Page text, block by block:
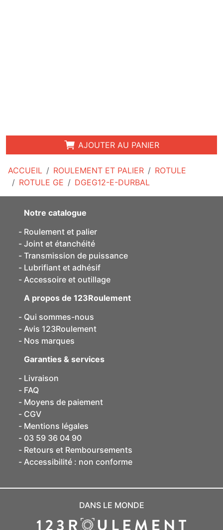
ACCUEIL ROULEMENT ET PALIER
ROTULE
ROTULE GE
DGEG12-E-DURBAL
AJOUTER AU PANIER
Notre catalogue
Roulement et palier
Joint et étanchéité
Transmission de puissance
Lubrifiant et adhésif
Accessoire et outillage
A propos de 123Roulement
Qui sommes-nous
Avis 123Roulement
Nos marques
Garanties & services
Livraison
FAQ
Moyens de paiement
CGV
Mentions légales
03 59 36 04 90
Retours et Remboursements
Accessibilité : non conforme
DANS LE MONDE